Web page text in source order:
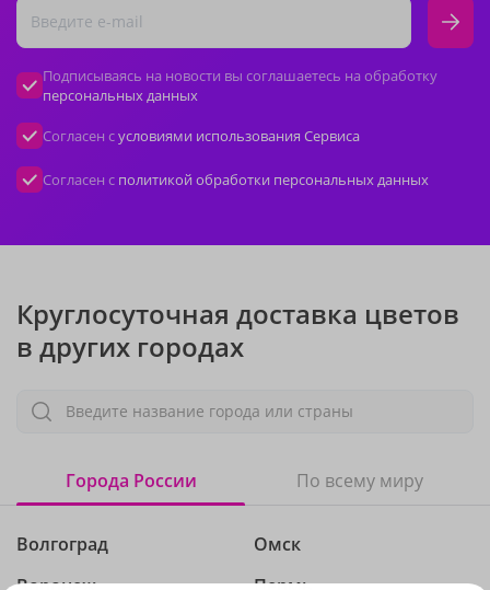
Подписываясь на новости вы соглашаетесь на обработку
персональных данных
Согласен сусловиями использования Сервиса
Согласен с политикой обработки персональных данных
Круглосуточная доставка цветов
в других городах
Введите название города или страны
Города России По всему миру
Волгоград
Омск